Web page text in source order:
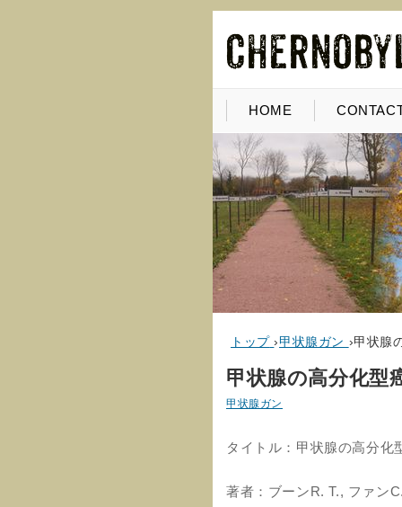
HOME
トップ ›甲状腺ガン ›甲状腺
甲状腺の高分化型
甲状腺ガン
タイトル：甲状腺の高分化
著者：ブーンR. T., ファン